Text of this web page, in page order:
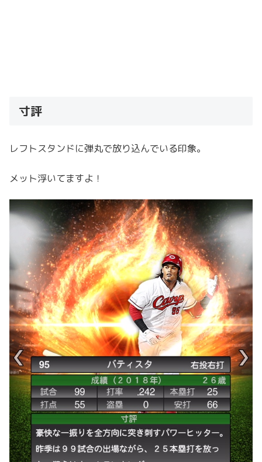
寸評
レフトスタンドに弾丸で放り込んでいる印象。
メット浮いてますよ！